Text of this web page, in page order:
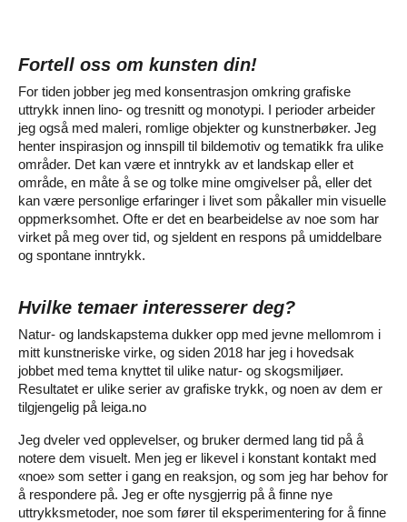
Fortell oss om kunsten din!
For tiden jobber jeg med konsentrasjon omkring grafiske
uttrykk innen lino- og tresnitt og monotypi. I perioder arbeider
jeg også med maleri, romlige objekter og kunstnerbøker. Jeg
henter inspirasjon og innspill til bildemotiv og tematikk fra ulike
områder. Det kan være et inntrykk av et landskap eller et
område, en måte å se og tolke mine omgivelser på, eller det
kan være personlige erfaringer i livet som påkaller min visuelle
oppmerksomhet. Ofte er det en bearbeidelse av noe som har
virket på meg over tid, og sjeldent en respons på umiddelbare
og spontane inntrykk.
Hvilke temaer interesserer deg?
Natur- og landskapstema dukker opp med jevne mellomrom i
mitt kunstneriske virke, og siden 2018 har jeg i hovedsak
jobbet med tema knyttet til ulike natur- og skogsmiljøer.
Resultatet er ulike serier av grafiske trykk, og noen av dem er
tilgjengelig på leiga.no
Jeg dveler ved opplevelser, og bruker dermed lang tid på å
notere dem visuelt. Men jeg er likevel i konstant kontakt med
«noe» som setter i gang en reaksjon, og som jeg har behov for
å respondere på. Jeg er ofte nysgjerrig på å finne nye
uttrykksmetoder, noe som fører til eksperimentering for å finne